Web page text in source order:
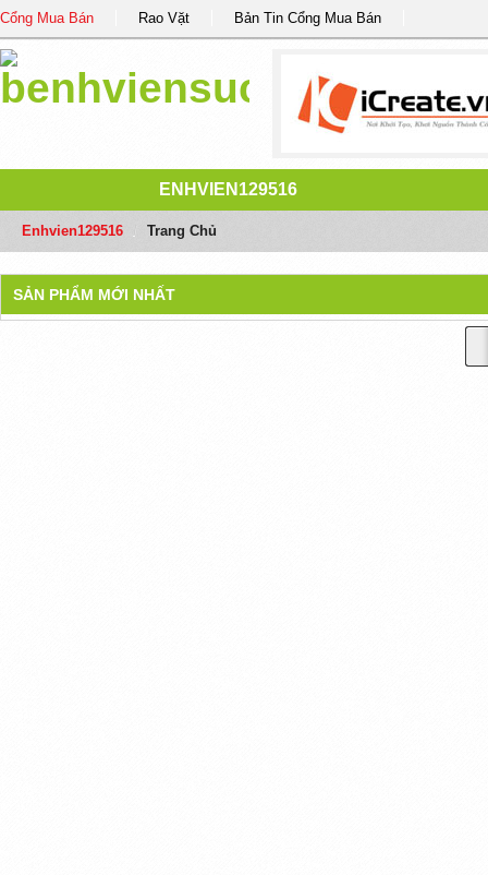
Cổng Mua Bán Rao Vặt Bản Tin Cổng Mua Bán
ENHVIEN129516
Enhvien129516 Trang Chủ
SẢN PHẨM MỚI NHẤT